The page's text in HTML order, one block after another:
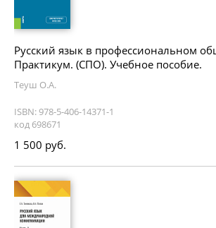
Русский язык в профессиональном
Практикум. (СПО). Учебное пособие.
Теуш О.А.
ISBN: 978-5-406-14371-1
код 698671
1 500 руб.